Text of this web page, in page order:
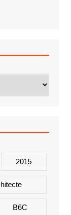
2015
B6C